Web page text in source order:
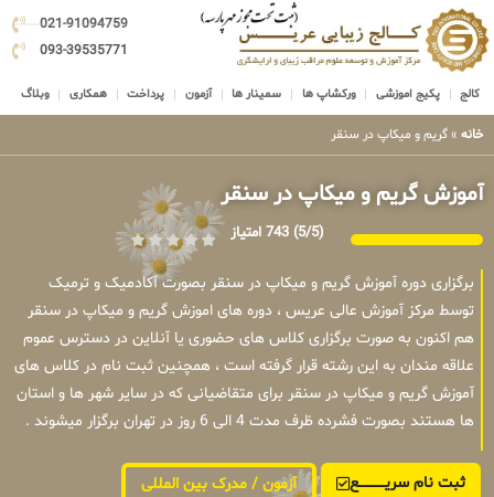
021-91094759
093-39535771
کالج پکیج اموزشی ورکشاپ ها سمینار ها آزمون پرداخت همکاری وبلاگ
خانه » گریم و میکاپ در سنقر
آموزش گریم و میکاپ در سنقر
(5/5) 743 امتیاز
برگزاری دوره آموزش گریم و میکاپ در سنقر بصورت آکادمیک و ترمیک
توسط مرکز آموزش عالی عریس ، دوره های اموزش گریم و میکاپ در سنقر
هم اکنون به صورت برگزاری کلاس های حضوری یا آنلاین در دسترس عموم
علاقه مندان به این رشته قرار گرفته است ، همچنین ثبت نام در کلاس های
آموزش گریم و میکاپ در سنقر برای متقاضیانی که در سایر شهر ها و استان
ها هستند بصورت فشرده ظرف مدت 4 الی 6 روز در تهران برگزار میشوند .
ثبت نام سریــــــــــــع آزمون / مدرک بین المللی